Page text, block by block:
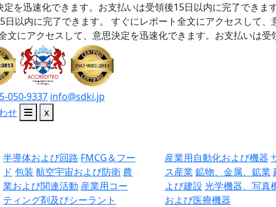
を迅速化できます。お支払いは受領後15日以内に完了できま
以内に完了できます。
すぐにレポート全文にアクセスして
文にアクセスして、意思決定を迅速化できます。お支払いは
050-9337 info@sdki.jp
せ
x
半導体および回路 FMCG＆フー
ド 包装 航空宇宙および防衛 農
業および関連活動 産業用コー
ティング剤及びシーラント
産業用自動化および機器
ス産業 鉱物、金属、鉱業
よび建設 光学機器、写真
および医療機器